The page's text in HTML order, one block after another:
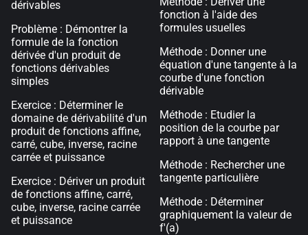
dérivables
Problème : Démontrer la
formule de la fonction
dérivée d'un produit de
fonctions dérivables
simples
Exercice : Déterminer le
domaine de dérivabilité d'un
produit de fonctions affine,
carré, cube, inverse, racine
carrée et puissance
Exercice : Dériver un produit
de fonctions affine, carré,
cube, inverse, racine carrée
et puissance
fonction à l'aide des
formules usuelles
Méthode : Donner une
équation d'une tangente à la
courbe d'une fonction
dérivable
Méthode : Etudier la
position de la courbe par
rapport à une tangente
Méthode : Rechercher une
tangente particulière
Méthode : Déterminer
graphiquement la valeur de
f'(a)